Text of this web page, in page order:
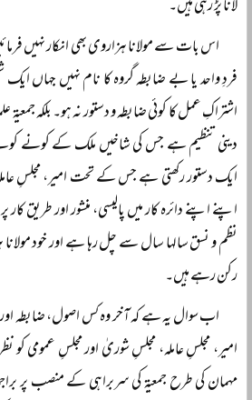
لانا پڑ رہی ہیں۔
اس بات سے مولانا ہزاروی بھی انکار نہیں
فردِ واحد یا بے ضابطہ گروہ کا نام نہیں جہاں
اشتراکِ عمل کا کوئی ضابطہ و دستور نہ ہو۔ بلکہ
دینی تنظیم ہے جس کی شاخیں ملک کے کونے کونے
ایک دستور رکھتی ہے جس کے تحت امیر، مجلسِ
اپنے اپنے دائرہ کار میں پالیسی، منشور اور طریق کار
نظم و نسق سالہا سال سے چل رہا ہے اور خود
رکن رہے ہیں۔
اب سوال یہ ہے کہ آخر وہ کس اصول، ضابطہ
امیر، مجلسِ عاملہ، مجلسِ شوریٰ اور مجلسِ عمومی کو
مہمان کی طرح جمعیۃ کی سربراہی کے منصب پر